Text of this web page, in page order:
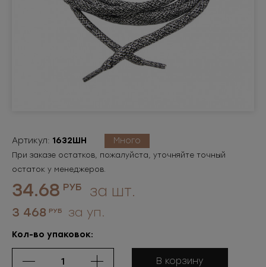
Артикул: 1632ШН Много
При заказе остатков, пожалуйста, уточняйте точный
остаток у менеджеров.
34.68 РУБ за шт.
3 468 РУБ за уп.
Кол-во упаковок:
В корзину